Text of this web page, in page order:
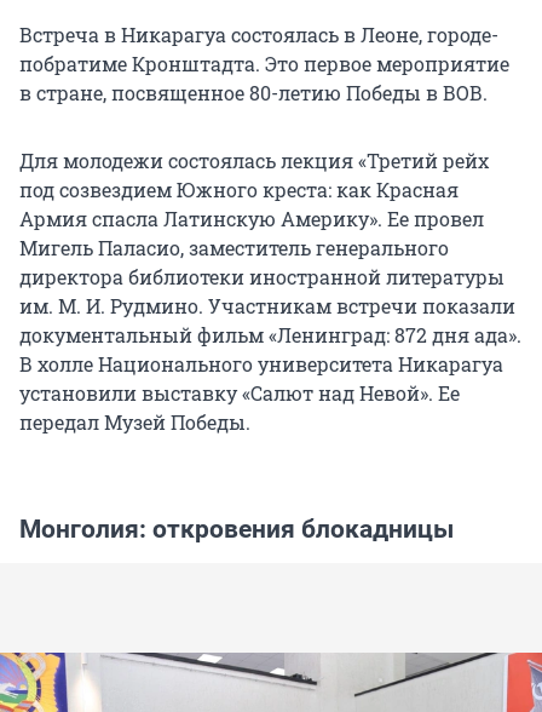
Встреча в Никарагуа состоялась в Леоне, городе-
побратиме Кронштадта. Это первое мероприятие
в стране, посвященное 80-летию Победы в ВОВ.
Для молодежи состоялась лекция «Третий рейх
под созвездием Южного креста: как Красная
Армия спасла Латинскую Америку». Ее провел
Мигель Паласио, заместитель генерального
директора библиотеки иностранной литературы
им. М. И. Рудмино. Участникам встречи показали
документальный фильм «Ленинград: 872 дня ада».
В холле Национального университета Никарагуа
установили выставку «Салют над Невой». Ее
передал Музей Победы.
Монголия: откровения блокадницы